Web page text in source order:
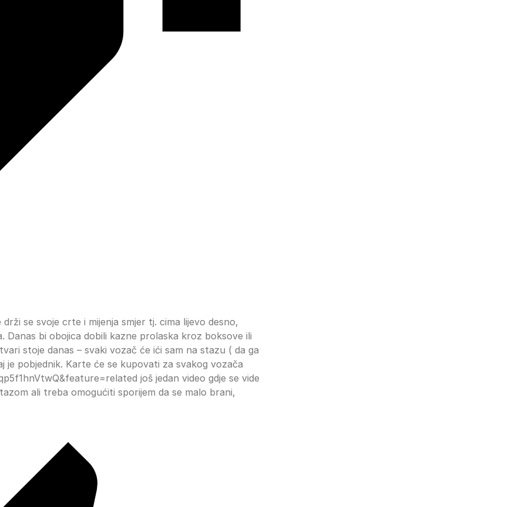
se svoje crte i mijenja smjer tj. cima lijevo desno,
bi obojica dobili kazne prolaska kroz boksove ili
stoje danas – svaki vozač će ići sam na stazu ( da ga
pobjednik. Karte će se kupovati za svakog vozača
još jedan video gdje se vide
ali treba omogućiti sporijem da se malo brani,